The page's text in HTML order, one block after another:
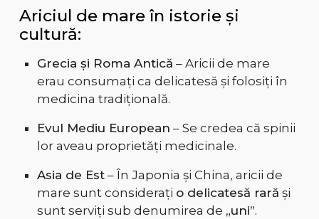
Ariciul de mare în istorie și
cultură:
Grecia și Roma Antică – Aricii de mare
erau consumați ca delicatesă și folosiți în
medicina tradițională.
Evul Mediu European – Se credea că spinii
lor aveau proprietăți medicinale.
Asia de Est– În Japonia și China, aricii de
mare sunt considerați o delicatesă rară și
sunt serviți sub denumirea de „uni”.